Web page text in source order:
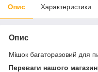
Опис Характеристики
Опис
Мішок багаторазовий для
Переваги нашого